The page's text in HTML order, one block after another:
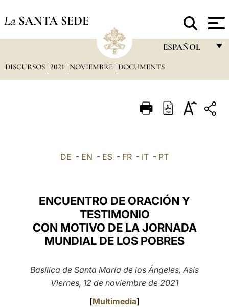
La SANTA SEDE
ESPAÑOL
FRANÇAIS
ITALIANO
العربيّة
中文
LATINE
DISCURSOS 2021 NOVIEMBRE DOCUMENTS
DE - EN - ES - FR - IT - PT
ENCUENTRO DE ORACIÓN Y
TESTIMONIO
CON MOTIVO DE LA JORNADA
MUNDIAL DE LOS POBRES
Basílica de Santa María de los Ángeles, Asís
Viernes, 12 de noviembre de 2021
[Multimedia]